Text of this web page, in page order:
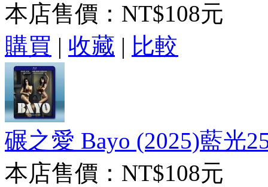
本店售價： NT$108元
購買 | 收藏 | 比較
碾之愛 Bayo (2025)藍光
本店售價： NT$108元